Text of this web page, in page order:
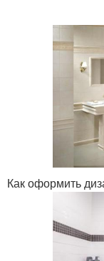
Как оформить